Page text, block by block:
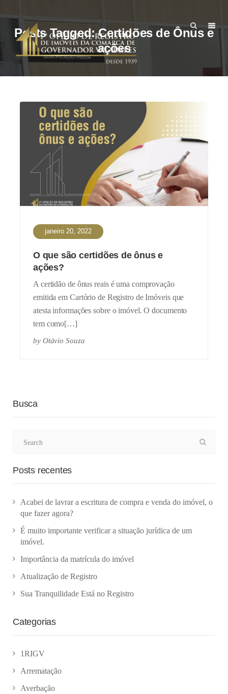
Posts Tagged: Certidões de Ônus e
ações
janeiro 20, 2022
O que são certidões de ônus e
ações?
A certidão de ônus reais é uma comprovação
emitida em Cartório de Registro de Imóveis que
atesta informações sobre o imóvel. O documento
tem como[…]
by Otávio Souza
Busca
Posts recentes
Acabei de lavrar a escritura de compra e venda do imóvel, o
que fazer agora?
É muito importante verificar a situação jurídica de um
imóvel.
Importância da matrícula do imóvel
Atualização de Registro
Sua Tranquilidade Está no Registro
Categorias
1RIGV
Arrematação
Averbação